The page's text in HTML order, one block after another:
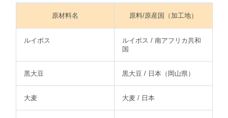
原材料名 原料/原産国（加工地）
ルイボス
ルイボス / 南アフリカ共和
国
黒大豆 黒大豆 / 日本（岡山県）
大麦 大麦 / 日本